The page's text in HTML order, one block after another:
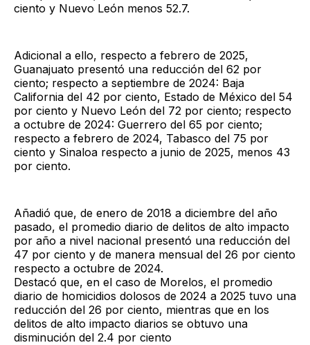
ciento y Nuevo León menos 52.7.
Adicional a ello, respecto a febrero de 2025,
Guanajuato presentó una reducción del 62 por
ciento; respecto a septiembre de 2024: Baja
California del 42 por ciento, Estado de México del 54
por ciento y Nuevo León del 72 por ciento; respecto
a octubre de 2024: Guerrero del 65 por ciento;
respecto a febrero de 2024, Tabasco del 75 por
ciento y Sinaloa respecto a junio de 2025, menos 43
por ciento.
Añadió que, de enero de 2018 a diciembre del año
pasado, el promedio diario de delitos de alto impacto
por año a nivel nacional presentó una reducción del
47 por ciento y de manera mensual del 26 por ciento
respecto a octubre de 2024.
Destacó que, en el caso de Morelos, el promedio
diario de homicidios dolosos de 2024 a 2025 tuvo una
reducción del 26 por ciento, mientras que en los
delitos de alto impacto diarios se obtuvo una
disminución del 2.4 por ciento